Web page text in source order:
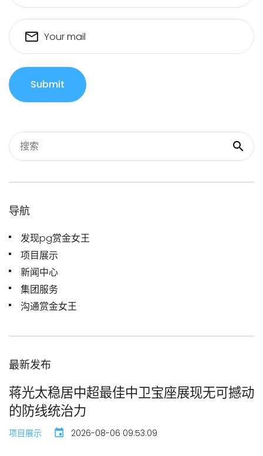
Your mail
Submit
导航
发现pg赏金女王
项目展示
新闻中心
集团服务
沟通赏金女王
最新发布
蒋光太稳居中超最佳中卫宝座展现无可撼动
的防线统治力
项目展示 2026-08-06 09:53:09